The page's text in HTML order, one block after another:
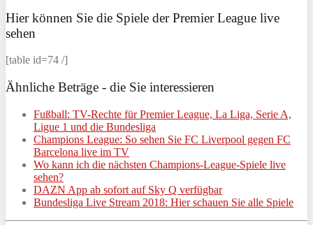
Hier können Sie die Spiele der Premier League live
sehen
[table id=74 /]
Ähnliche Beträge - die Sie interessieren
Fußball: TV-Rechte für Premier League, La Liga, Serie A,
Ligue 1 und die Bundesliga
Champions League: So sehen Sie FC Liverpool gegen FC
Barcelona live im TV
Wo kann ich die nächsten Champions-League-Spiele live
sehen?
DAZN App ab sofort auf Sky Q verfügbar
Bundesliga Live Stream 2018: Hier schauen Sie alle Spiele